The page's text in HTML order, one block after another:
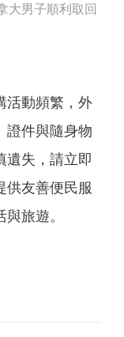
大男子順利取回
活動頻繁，外
證件與隨身物
遺失，請立即
供友善便民服
旅遊。